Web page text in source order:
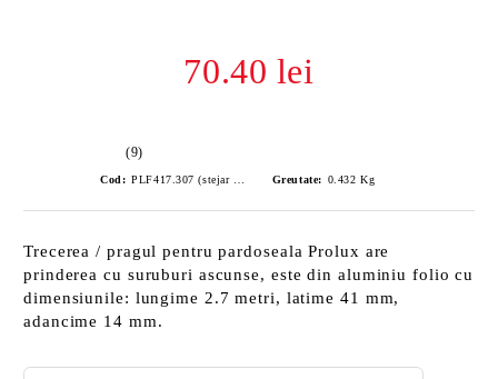
70.40 lei
(9)
Cod: Greutate: 0.432 Kg
Trecerea / pragul pentru pardoseala Prolux are
prinderea cu suruburi ascunse, este din aluminiu folio cu
dimensiunile: lungime 2.7 metri, latime 41 mm,
adancime 14 mm.